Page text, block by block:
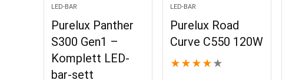
LED-BAR
Purelux Panther
S300 Gen1 –
Komplett LED-
bar-sett
LED-BAR
Purelux Road
Curve C550 120W
★ ★ ★ ★ ★